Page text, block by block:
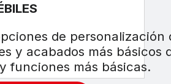
de personalización
y acabados más básicos
funciones más básicas.